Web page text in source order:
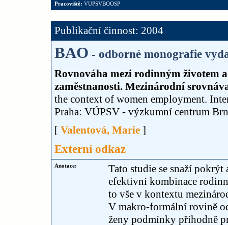
Pracoviště: VUPSVBOOSP
Publikační činnost: 2004
BAO - odborné monografie
Rovnováha mezi rodinným životem
zaměstnanosti. Mezinárodní
the context of women employment.
Praha: VÚPSV - výzkumní centrum
[ Valentová, Marie ]
Externí odkaz
Anotace:
Tato studie se snaží
efektivní kombinace
to vše v kontextu
V makro-formální rovině
ženy podmínky příhodně